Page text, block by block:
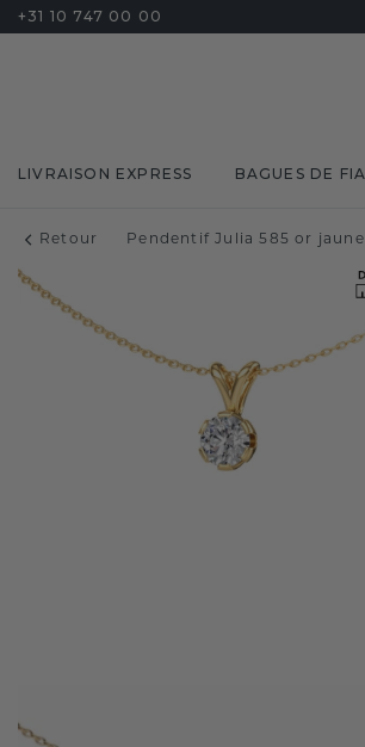
+31 10 747 00 00
LIVRAISON EXPRESS BAGUES DE
Retour Pendentif Julia 585 or